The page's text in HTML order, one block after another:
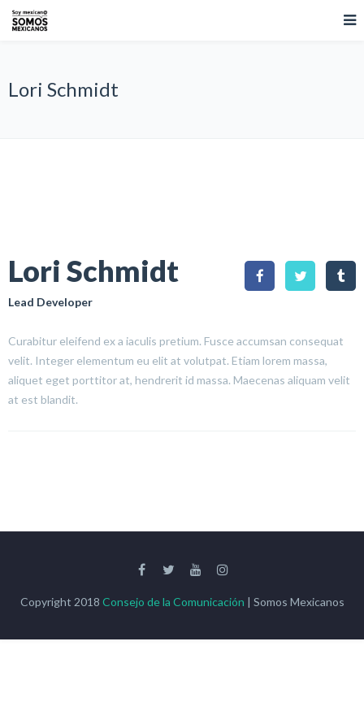
Lori Schmidt
Lori Schmidt
Lead Developer
Curabitur eleifend ex a iaculis pretium. Fusce accumsan consequat
velit. Integer elementum eu elit at volutpat. Etiam lorem massa,
aliquet eget porttitor at, hendrerit id massa. Maecenas aliquam velit
at est blandit.
Copyright 2018 Consejo de la Comunicación | Somos Mexicanos